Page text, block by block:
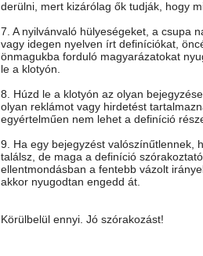
derülni, mert kizárólag ők tudják, hogy
7. A nyilvánvaló hülyeségeket, a csupa
vagy idegen nyelven írt definíciókat,
önmagukba forduló magyarázatokat
le a klotyón.
8. Húzd le a klotyón az olyan
olyan reklámot vagy hirdetést
egyértelműen nem lehet a definíció
9. Ha egy bejegyzést valószínűtlennek,
találsz, de maga a definíció
ellentmondásban a fentebb vázolt
akkor nyugodtan engedd át.
Körülbelül ennyi. Jó szórakozást!